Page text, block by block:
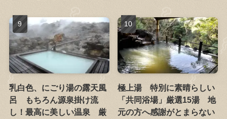
乳白色、にごり湯の露天風
呂 もちろん源泉掛け流
し！最高に美しい温泉 厳
極上湯 特別に素晴らしい
「共同浴場」厳選15湯 地
元の方へ感謝がとまらない